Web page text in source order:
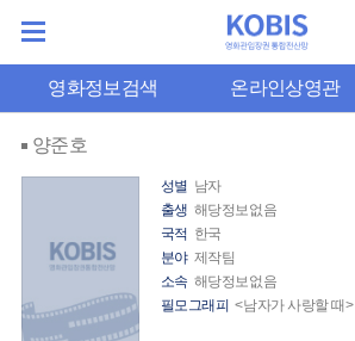
영화정보검색 온라인상영관
양준호
성별 남자
출생 해당정보없음
국적 한국
분야 제작팀
소속 해당정보없음
필모그래피 <남자가 사랑할 때>